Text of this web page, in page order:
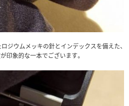
ジウムメッキの針とインデックスを備えた、
印象的な一本でございます。